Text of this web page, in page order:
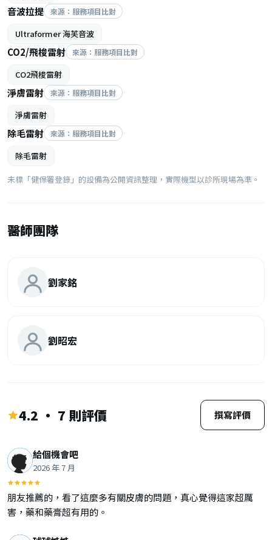
音波拉提 來源：服務項目比對
Ultraformer 海芙音波
CO2/飛梭雷射 來源：服務項目比對
CO2飛梭雷射
淨膚雷射 來源：服務項目比對
淨膚雷射
除毛雷射 來源：服務項目比對
除毛雷射
未標「健保署登錄」的設備為公開資訊整理，實際機型以診所現場為準。
醫師團隊
劉家銘
劉昭宏
4.2 · 7 則評價 撰寫評價
給個機會吧
2026 年 7 月
朋友推薦的，看了這麼多有關皮膚的問題，真心覺得這家超厲
害，藥和藥膏超有用的。